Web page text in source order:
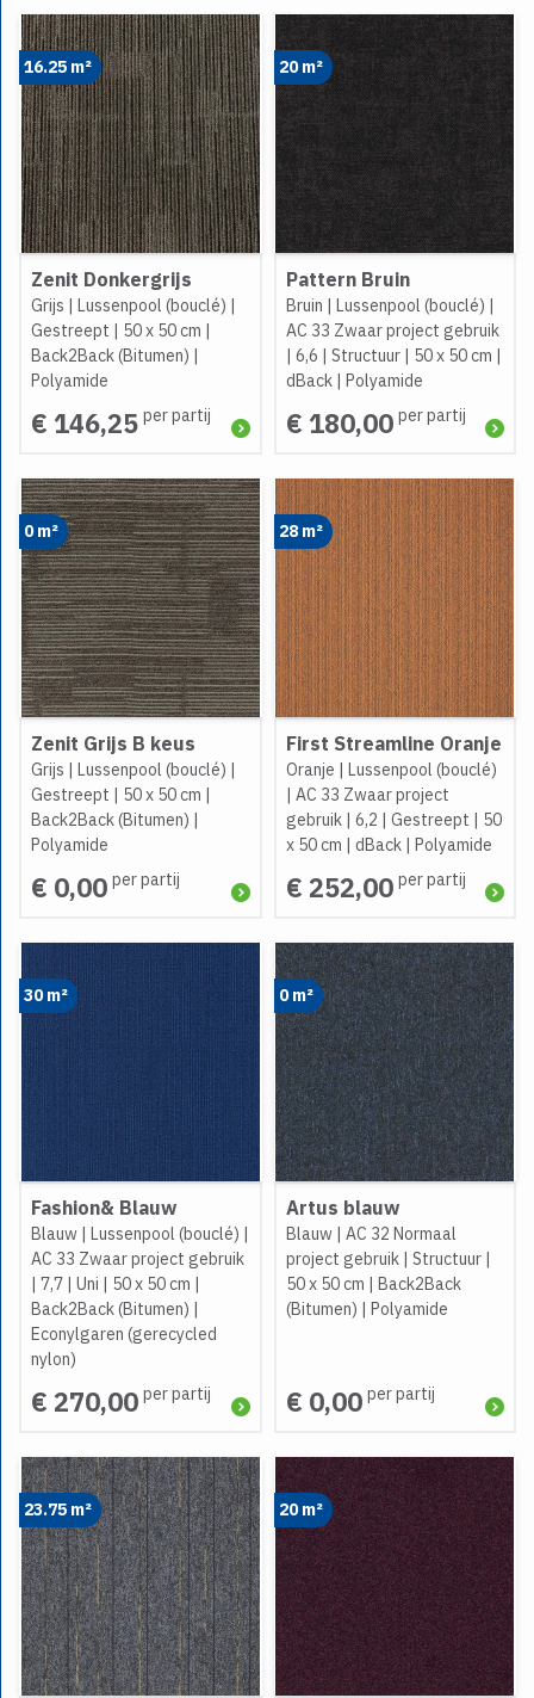
16.25 m²
Zenit Donkergrijs
Grijs | Lussenpool (bouclé) |
Gestreept | 50 x 50 cm |
Back2Back (Bitumen) |
Polyamide
€ 146,25 per partij
20 m²
Pattern Bruin
Bruin | Lussenpool (bouclé) |
AC 33 Zwaar project gebruik
| 6,6 | Structuur| 50 x 50 cm |
dBack| Polyamide
€ 180,00 per partij
0 m²
Zenit Grijs B keus
Grijs | Lussenpool (bouclé) |
Gestreept | 50 x 50 cm |
Back2Back (Bitumen) |
Polyamide
€ 0,00 per partij
28 m²
First Streamline Oranje
Oranje | Lussenpool (bouclé)
| AC 33 Zwaar project
gebruik| 6,2 | Gestreept | 50
x 50 cm | dBack| Polyamide
€ 252,00 per partij
30 m²
Fashion& Blauw
Blauw | Lussenpool (bouclé) |
AC 33 Zwaar project gebruik
| 7,7 | Uni | 50 x 50 cm |
Back2Back (Bitumen) |
Econylgaren (gerecycled
nylon)
€ 270,00 per partij
0 m²
Artus blauw
Blauw| AC 32 Normaal
project gebruik| Structuur|
50 x 50 cm | Back2Back
(Bitumen) | Polyamide
€ 0,00 per partij
23.75 m² 20 m²